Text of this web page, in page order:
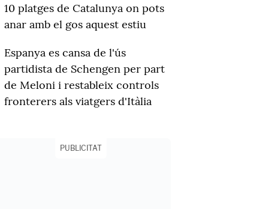
10 platges de Catalunya on pots
anar amb el gos aquest estiu
Espanya es cansa de l'ús
partidista de Schengen per part
de Meloni i restableix controls
fronterers als viatgers d'Itàlia
PUBLICITAT